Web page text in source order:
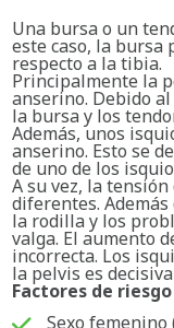
Una bursa o un
este caso, la bursa
respecto a la tibia.
Principalmente la
anserino. Debido
la bursa y los
Además, unos
anserino. Esto se
de uno de los
A su vez, la
diferentes.
la rodilla y los
valga. El aumento
incorrecta. Los
la pelvis es
Factores de
Sexo